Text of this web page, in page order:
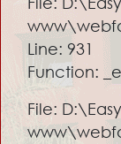
Line: 931
Function:
File: